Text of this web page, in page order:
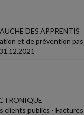
DES APPRENTIS
et de prévention
clients publics -